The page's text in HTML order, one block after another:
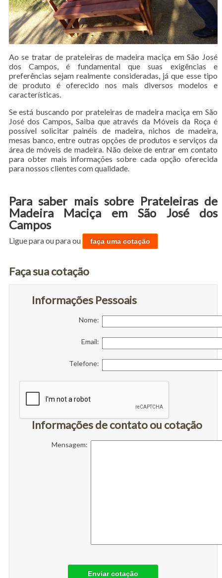
Ao se tratar de prateleiras de madeira maciça em São José
dos Campos, é fundamental que suas exigências e
preferências sejam realmente consideradas, já que esse tipo
de produto é oferecido nos mais diversos modelos e
características.
Se está buscando por prateleiras de madeira maciça em São
José dos Campos, Saiba que através da Móveis da Roça é
possível solicitar painéis de madeira, nichos de madeira,
mesas banco, entre outras opções de produtos e serviços da
área de móveis de madeira. Não deixe de entrar em contato
para obter mais informações sobre cada opção oferecida
para nossos clientes com qualidade.
Para saber mais sobre Prateleiras de
Madeira Maciça em São José dos
Campos
Ligue paraou paraou faça uma cotação
Faça sua cotação
Informações Pessoais
Nome:
Email:
Telefone:
Informações de contato ou cotação
Mensagem:
Enviar cotação